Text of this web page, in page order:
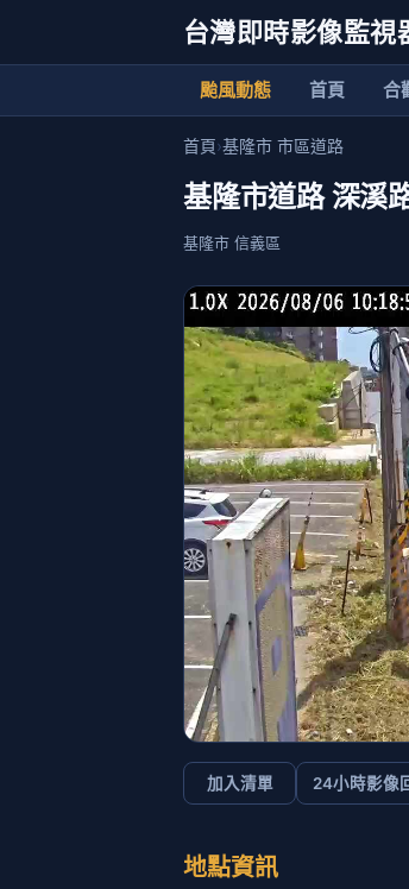
台灣即時影像監視
颱風動態 首頁 合
首頁›基隆市 市區道路
基隆市道路 深溪
基隆市 信義區
加入清單 24小時影像
地點資訊